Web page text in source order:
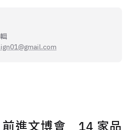
前進文博會 14 家品